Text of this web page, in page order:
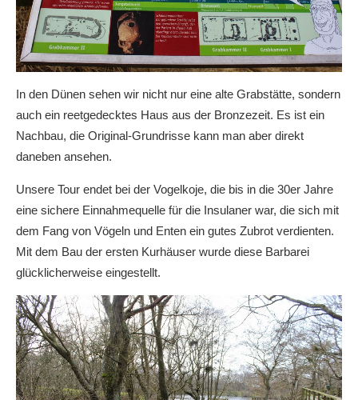
In den Dünen sehen wir nicht nur eine alte Grabstätte, sondern
auch ein reetgedecktes Haus aus der Bronzezeit. Es ist ein
Nachbau, die Original-Grundrisse kann man aber direkt
daneben ansehen.
Unsere Tour endet bei der Vogelkoje, die bis in die 30er Jahre
eine sichere Einnahmequelle für die Insulaner war, die sich mit
dem Fang von Vögeln und Enten ein gutes Zubrot verdienten.
Mit dem Bau der ersten Kurhäuser wurde diese Barbarei
glücklicherweise eingestellt.